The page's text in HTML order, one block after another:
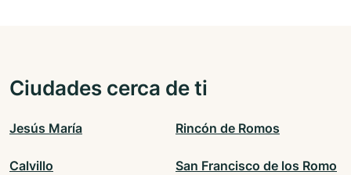
Ciudades cerca de ti
Jesús María Rincón de Romos
Calvillo San Francisco de los Romo